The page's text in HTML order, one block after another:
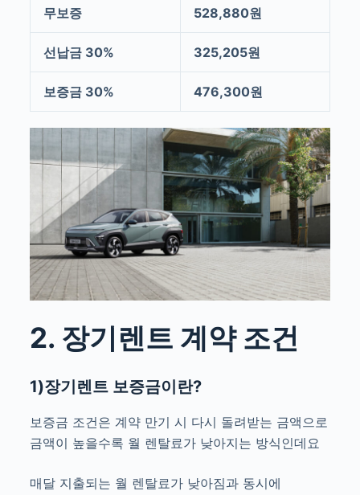
무보증 528,880원
선납금 30% 325,205원
보증금 30% 476,300원
2. 장기렌트 계약 조건
1)장기렌트 보증금이란?
보증금 조건은 계약 만기 시 다시 돌려받는 금액으로
금액이 높을수록 월 렌탈료가 낮아지는 방식인데요
매달 지출되는 월 렌탈료가 낮아짐과 동시에